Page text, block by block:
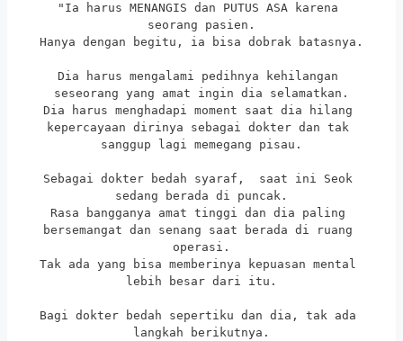
"Ia harus MENANGIS dan PUTUS ASA karena
seorang pasien.
Hanya dengan begitu, ia bisa dobrak batasnya.
Dia harus mengalami pedihnya kehilangan
seseorang yang amat ingin dia selamatkan.
Dia harus menghadapi moment saat dia hilang
kepercayaan dirinya sebagai dokter dan tak
sanggup lagi memegang pisau.
Sebagai dokter bedah syaraf,  saat ini Seok
sedang berada di puncak.
Rasa bangganya amat tinggi dan dia paling
bersemangat dan senang saat berada di ruang
operasi.
Tak ada yang bisa memberinya kepuasan mental
lebih besar dari itu.
Bagi dokter bedah sepertiku dan dia, tak ada
langkah berikutnya.